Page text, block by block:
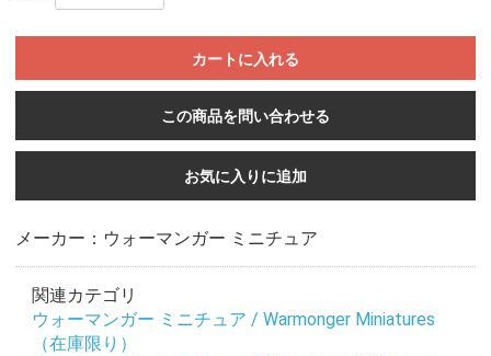
カートに入れる
この商品を問い合わせる
お気に入りに追加
メーカー：ウォーマンガー ミニチュア
関連カテゴリ
ウォーマンガー ミニチュア / Warmonger Miniatures
（在庫限り）